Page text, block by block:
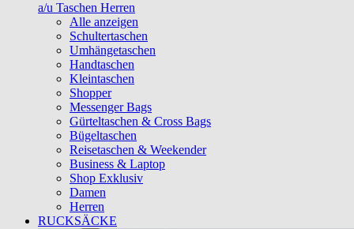
a/u Taschen Herren
Alle anzeigen
Schultertaschen
Umhängetaschen
Handtaschen
Kleintaschen
Shopper
Messenger Bags
Gürteltaschen & Cross Bags
Bügeltaschen
Reisetaschen & Weekender
Business & Laptop
Shop Exklusiv
Damen
Herren
RUCKSÄCKE